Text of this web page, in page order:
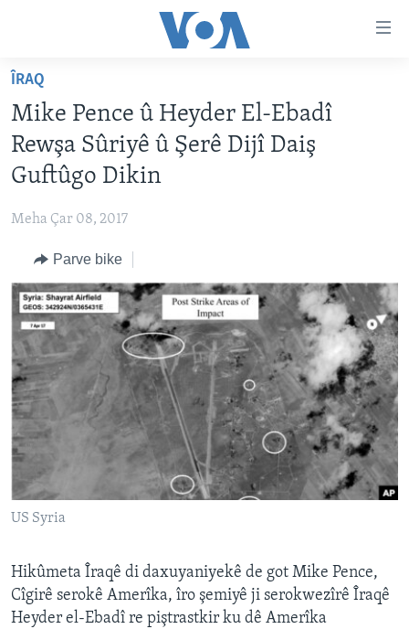
Yekser
naveroka
serekî
Yekser
here
Malpera
Yekser
here
Lêgerînê
DESTPÊK
VÎDYO GALERÎ
RADYO
HEVPEYVÎN
HERÊMÊN KURDAN
TIRKÎYE
SÛRÎYE
ÎRAQ
ÎRAN
ROJHILATA NAVÎN
CÎHAN
ÇAND Û HUNER
SERNIVÎS
SORANÎ
FOLLOW US
ÎRAQ
Mike Pence û Heyder El-Ebadî
Rewşa Sûriyê û Şerê Dijî Daiş
Guftûgo Dikin
Meha Çar 08, 2017
Parve bike
US Syria
Hikûmeta Îraqê di daxuyaniyekê de got Mike Pence,
Cîgirê serokê Amerîka, îro şemiyê ji serokwezîrê Îraqê
Heyder el-Ebadî re piştrastkir ku dê Amerîka